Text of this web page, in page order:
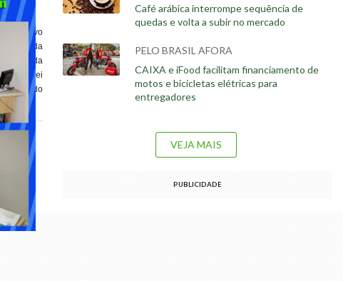
Gustavo
da
da
a Lei
do
Café arábica interrompe sequência de
quedas e volta a subir no mercado
PELO BRASIL AFORA
CAIXA e iFood facilitam financiamento de
motos e bicicletas elétricas para
entregadores
VEJA MAIS
PUBLICIDADE